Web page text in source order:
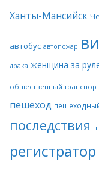
Ханты-Мансийск
автобус автопожар
драка женщина за
общественный транспорт
пешеход
последствия
регистратор